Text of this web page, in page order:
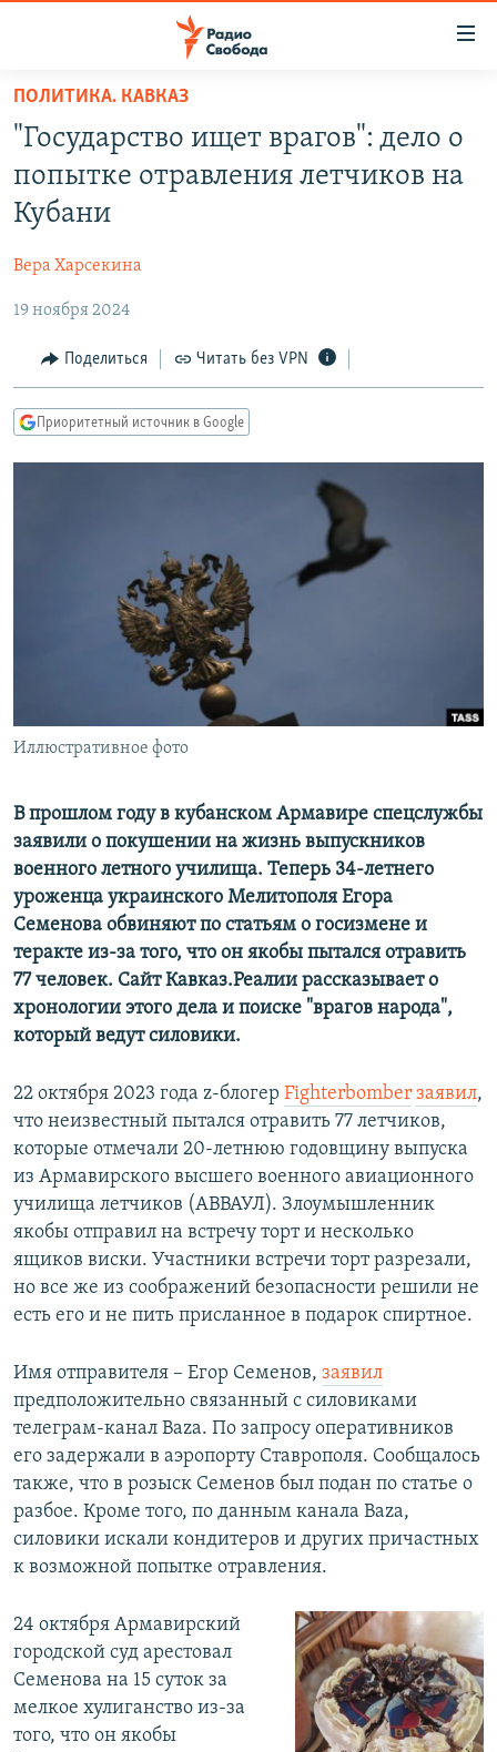
упрощенного
доступа
основному
Вернутся
навигации
Вернутся
поиску
ПРОГРАММЫ
ПОДКАСТЫ
АВТОРСКИЕ ПРОЕКТЫ
МНЕНИЯ
КУЛЬТУРА
IDEL.РЕАЛИИ
СЕВЕР.РЕАЛИИ
ПОДПИШИТЕСЬ НА РАССЫЛКУ
СОЦИАЛЬНЫЕ СЕТИ
ПОЛИТИКА. КАВКАЗ
"Государство ищет врагов": дело о
попытке отравления летчиков на
Кубани
Вера Харсекина
19 ноября 2024
Поделиться Читать без VPN
Приоритетный источник в Google
Иллюстративное фото
В прошлом году в кубанском Армавире спецслужбы
заявили о покушении на жизнь выпускников
военного летного училища. Теперь 34-летнего
уроженца украинского Мелитополя Егора
Семенова обвиняют по статьям о госизмене и
теракте из-за того, что он якобы пытался отравить
77 человек. Сайт Кавказ.Реалии рассказывает о
хронологии этого дела и поиске "врагов народа",
который ведут силовики.
22 октября 2023 года z-блогер Fighterbomber заявил,
что неизвестный пытался отравить 77 летчиков,
которые отмечали 20-летнюю годовщину выпуска
из Армавирского высшего военного авиационного
училища летчиков (АВВАУЛ). Злоумышленник
якобы отправил на встречу торт и несколько
ящиков виски. Участники встречи торт разрезали,
но все же из соображений безопасности решили не
есть его и не пить присланное в подарок спиртное.
Имя отправителя – Егор Семенов, заявил
предположительно связанный с силовиками
телеграм-канал Baza. По запросу оперативников
его задержали в аэропорту Ставрополя. Сообщалось
также, что в розыск Семенов был подан по статье о
разбое. Кроме того, по данным канала Baza,
силовики искали кондитеров и других причастных
к возможной попытке отравления.
24 октября Армавирский
городской суд арестовал
Семенова на 15 суток за
мелкое хулиганство из-за
того, что он якобы